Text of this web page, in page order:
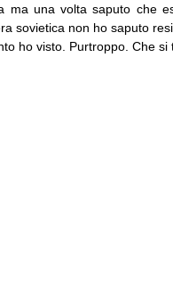
ma una volta saputo che
sovietica non ho saputo
ho visto. Purtroppo. Che si